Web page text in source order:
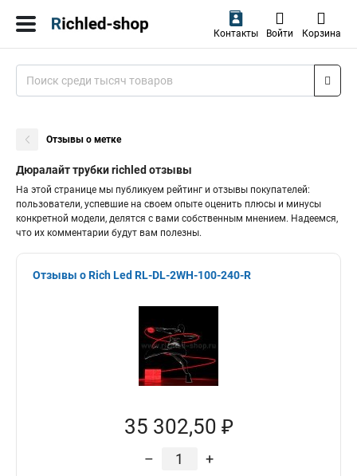
Контакты Войти Корзина
Отзывы о метке
Дюралайт трубки richled отзывы
На этой странице мы публикуем рейтинг и отзывы покупателей:
пользователи, успевшие на своем опыте оценить плюсы и минусы
конкретной модели, делятся с вами собственным мнением. Надеемся,
что их комментарии будут вам полезны.
Отзывы о Rich Led RL-DL-2WH-100-240-R
35 302,50 ₽
– +